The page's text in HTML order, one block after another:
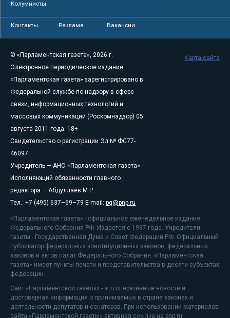
Колумнисты
Контакты Реклама Вакансии
© «Парламентская газета», 2026 г.
Электронное периодическое издание
«Парламентская газета» зарегистрировано в
Федеральной службе по надзору в сфере
связи, информационных технологий и
массовых коммуникаций (Роскомнадзор) 05
августа 2011 года. 18+
Свидетельство о регистрации Эл № ФС77-
46097
Учредитель — АНО «Парламентская газета»
Исполняющий обязанности главного
редактора — Абдуллаев М.Р.
Тел.: +7 (495) 637–69–79 E-mail: pg@pnp.ru
«Парламентская газета» - официальное еженедельное издание
Федерального Собрания РФ. Издается с 1997 года. Учредители
газеты - Государственная Дума и Совет Федерации РФ. Официальный
публикатор федеральных конституционных законов, федеральных
законов и актов палат Федерального Собрания. «Парламентская
газета» имеет пункты печати и представительства в десяти субъектах
федерации.
Сайт «Парламентской газеты» - это оперативные новости и
достоверная информация о принимаемых в стране законах и
деятельности депутатов и сенаторов. При использовании материалов
сайта «Парламентской газеты» активная ссылка на pnp.ru
Карта сайта